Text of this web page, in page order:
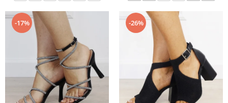
Incaltaminte toamna-iarna piele
-17% -26%